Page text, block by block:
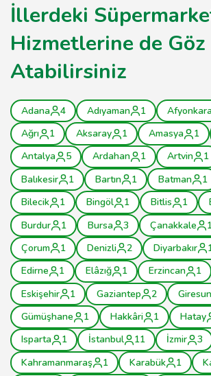
İllerdeki
Hizmetlerine de Göz
Atabilirsiniz
Adana 4 Adıyaman 1
Ağrı
1 Aksaray 1 Amasya 1
Antalya
5 Ardahan 1 Artvin 1
Balıkesir
1 Bartın 1 Batman 1
Bilecik
1 Bingöl 1 Bitlis 1
Burdur
1 Bursa 3 Çanakkale
Çorum
1 Denizli 2 Diyarbakır
Edirne
1 Elâzığ 1 Erzincan 1
Eskişehir
1 Gaziantep 2 Giresun
Gümüşhane
1 Hakkâri 1 Hatay
Isparta
1 İstanbul 11 İzmir
3
Kahramanmaraş
1 Karabük 1